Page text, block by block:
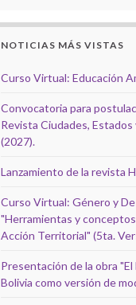
NOTICIAS MÁS VISTAS
Curso Virtual: Educación
Convocatoria para
Revista Ciudades,
(2027).
Lanzamiento de la revista
Curso Virtual: Género y
"Herramientas y conceptos
Acción Territorial" (5ta.
Presentación de la obra
Bolivia como versión de